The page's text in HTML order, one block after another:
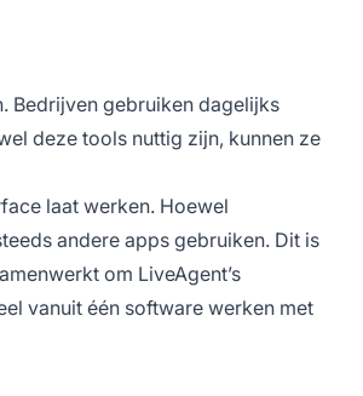
Bedrijven gebruiken dagelijks
deze tools nuttig zijn, kunnen ze
laat werken. Hoewel
andere apps gebruiken. Dit is
om LiveAgent’s
vanuit één software werken met